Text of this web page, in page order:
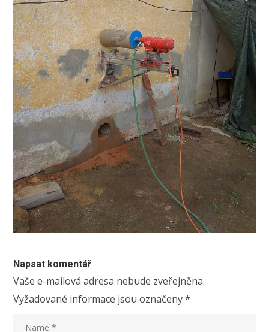
Napsat komentář
Vaše e-mailová adresa nebude zveřejněna.
Vyžadované informace jsou označeny*